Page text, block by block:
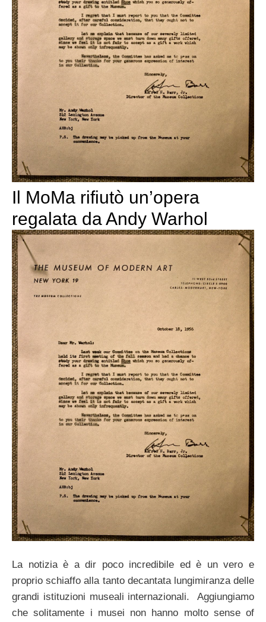
Il MoMa rifiutò un’opera
regalata da Andy Warhol
La notizia è a dir poco incredibile ed è un vero e
proprio schiaffo alla tanto decantata lungimiranza delle
grandi istituzioni museali internazionali. Aggiungiamo
che solitamente i musei non hanno molto sense of